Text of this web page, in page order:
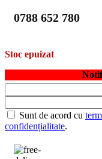
0788 652 780
Stoc epuizat
Sunt de acord cu
confidențialitate.